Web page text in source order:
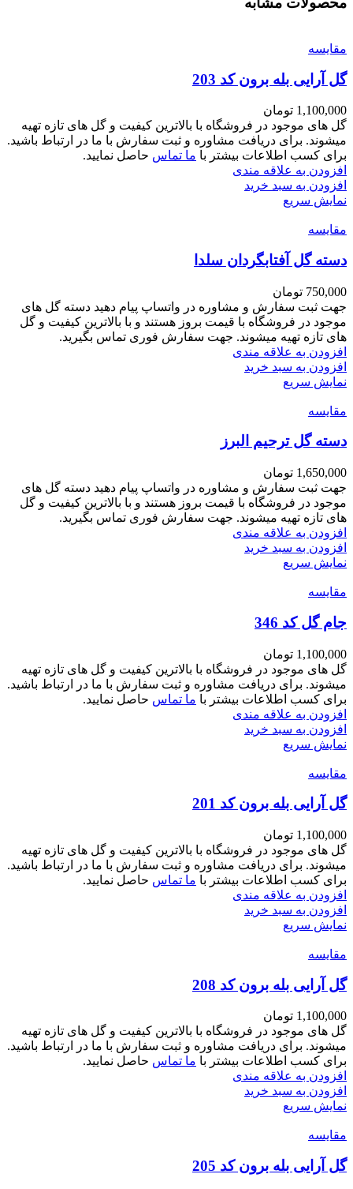
مقايسه
گل آرایی بله برون کد 203
1,100,000 تومان
گل های موجود در فروشگاه با بالاترین کیفیت و گل های تازه تهیه
میشوند. برای دریافت مشاوره و ثبت سفارش با ما در ارتباط باشید.
برای کسب اطلاعات بیشتر با ما تماس حاصل نمایید.
افزودن به علاقه مندی
افزودن به سبد خرید
نمایش سریع
مقايسه
دسته گل آفتابگردان سلدا
750,000 تومان
جهت ثبت سفارش و مشاوره در واتساپ پیام دهید دسته گل های
موجود در فروشگاه با قیمت بروز هستند و با بالاترین کیفیت و گل
های تازه تهیه میشوند. جهت سفارش فوری تماس بگیرید.
افزودن به علاقه مندی
افزودن به سبد خرید
نمایش سریع
مقايسه
دسته گل ترحیم البرز
1,650,000 تومان
جهت ثبت سفارش و مشاوره در واتساپ پیام دهید دسته گل های
موجود در فروشگاه با قیمت بروز هستند و با بالاترین کیفیت و گل
های تازه تهیه میشوند. جهت سفارش فوری تماس بگیرید.
افزودن به علاقه مندی
افزودن به سبد خرید
نمایش سریع
مقايسه
جام گل کد 346
1,100,000 تومان
گل های موجود در فروشگاه با بالاترین کیفیت و گل های تازه تهیه
میشوند. برای دریافت مشاوره و ثبت سفارش با ما در ارتباط باشید.
برای کسب اطلاعات بیشتر با ما تماس حاصل نمایید.
افزودن به علاقه مندی
افزودن به سبد خرید
نمایش سریع
مقايسه
گل آرایی بله برون کد 201
1,100,000 تومان
گل های موجود در فروشگاه با بالاترین کیفیت و گل های تازه تهیه
میشوند. برای دریافت مشاوره و ثبت سفارش با ما در ارتباط باشید.
برای کسب اطلاعات بیشتر با ما تماس حاصل نمایید.
افزودن به علاقه مندی
افزودن به سبد خرید
نمایش سریع
مقايسه
گل آرایی بله برون کد 208
1,100,000 تومان
گل های موجود در فروشگاه با بالاترین کیفیت و گل های تازه تهیه
میشوند. برای دریافت مشاوره و ثبت سفارش با ما در ارتباط باشید.
برای کسب اطلاعات بیشتر با ما تماس حاصل نمایید.
افزودن به علاقه مندی
افزودن به سبد خرید
نمایش سریع
مقايسه
گل آرایی بله برون کد 205